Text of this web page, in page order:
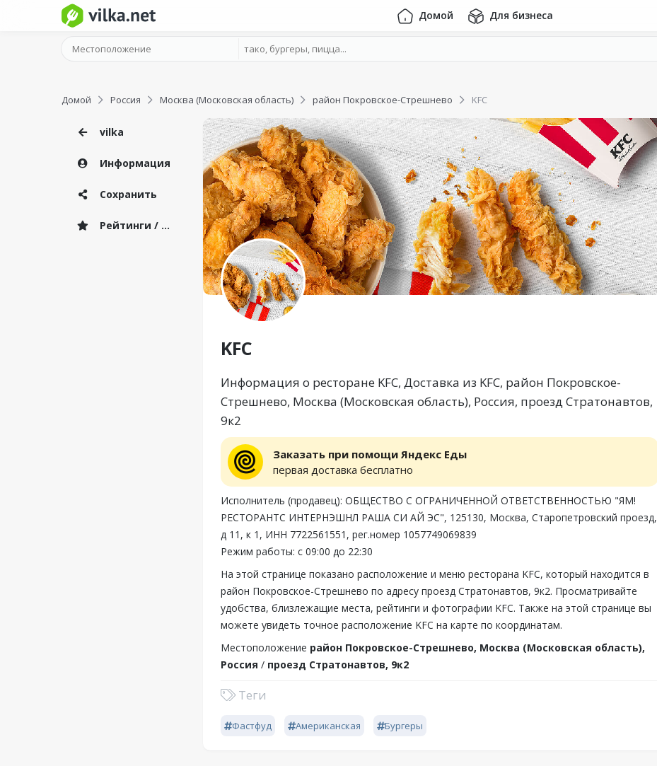
Домой Для бизнеса
Домой Россия Москва (Московская область) район Покровское-Стрешнево KFC
vilka
Информация
Сохранить
Рейтинги / Отзывы
KFC
Информация о ресторане KFC, Доставка из KFC, район Покровское-
Стрешнево, Москва (Московская область), Россия, проезд Стратонавтов,
9к2
Заказать при помощи Яндекс Еды
первая доставка бесплатно
Исполнитель (продавец): ОБЩЕСТВО С ОГРАНИЧЕННОЙ ОТВЕТСТВЕННОСТЬЮ "ЯМ!
РЕСТОРАНТС ИНТЕРНЭШНЛ РАША СИ АЙ ЭС", 125130, Москва, Старопетровский проезд,
д 11, к 1, ИНН 7722561551, рег.номер 1057749069839
Режим работы: с 09:00 до 22:30
На этой странице показано расположение и меню ресторана KFC, который находится в
район Покровское-Стрешнево по адресу проезд Стратонавтов, 9к2. Просматривайте
удобства, близлежащие места, рейтинги и фотографии KFC. Также на этой странице вы
можете увидеть точное расположение KFC на карте по координатам.
Местоположение район Покровское-Стрешнево, Москва (Московская область),
Россия / проезд Стратонавтов, 9к2
Теги
Фастфуд Американская Бургеры